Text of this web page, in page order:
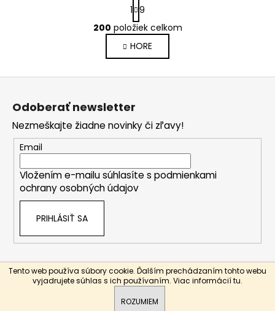
Tento web používa súbory cookie. Ďalším prechádzaním tohto webu
vyjadrujete súhlas s ich používaním. Viac informáciítu.
ROZUMIEM
O
v
l
á
i
e
p
r
v
k
i
s
u
t
r
á
n
k
o
i
e
1 9
200 položiek celkom
HORE
Odoberať newsletter
Nezmeškajte žiadne novinky či zľavy!
Email
Vložením e-mailu súhlasíte s podmienkami
ochrany osobných údajov
PRIHLÁSIŤ SA
Vytvoril Shoptet